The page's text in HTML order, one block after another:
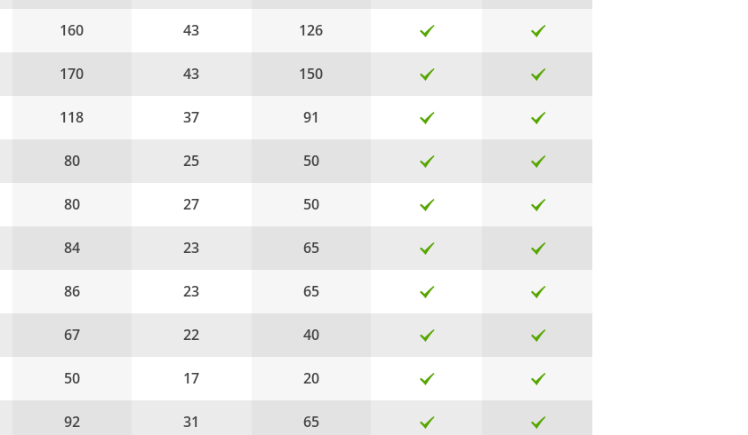
160
170
118
80
80
84
86
67
50
92
43
43
37
25
27
23
23
22
17
31
126
150
91
50
50
65
65
40
20
65